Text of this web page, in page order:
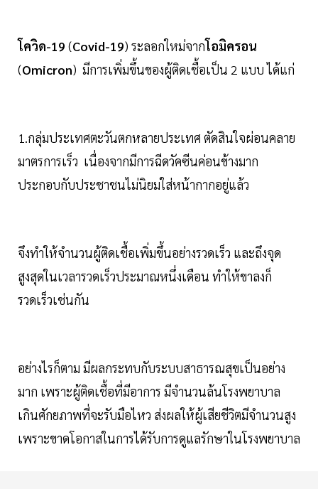
โควิด-19 (Covid-19) ระลอกใหม่จากโอมิครอน
(Omicron) มีการเพิ่มขึ้นของผู้ติดเชื้อเป็น 2 แบบ ได้แก่
1.กลุ่มประเทศตะวันตกหลายประเทศ ตัดสินใจผ่อนคลาย
มาตรการเร็ว เนื่องจากมีการฉีดวัคซีนค่อนข้างมาก
ประกอบกับประชาชนไม่นิยมใส่หน้ากากอยู่แล้ว
จึงทำให้จำนวนผู้ติดเชื้อเพิ่มขึ้นอย่างรวดเร็ว และถึงจุด
สูงสุดในเวลารวดเร็วประมาณหนึ่งเดือน ทำให้ขาลงก็
รวดเร็วเช่นกัน
อย่างไรก็ตาม มีผลกระทบกับระบบสาธารณสุขเป็นอย่าง
มาก เพราะผู้ติดเชื้อที่มีอาการ มีจำนวนล้นโรงพยาบาล
เกินศักยภาพที่จะรับมือไหว ส่งผลให้ผู้เสียชีวิตมีจำนวนสูง
เพราะขาดโอกาสในการได้รับการดูแลรักษาในโรงพยาบาล